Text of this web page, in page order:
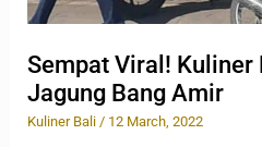
Sempat Viral! Kuliner
Jagung Bang Amir
Kuliner Bali / 12 March, 2022